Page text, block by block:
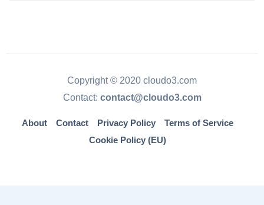
Copyright © 2020 cloudo3.com
Contact: contact@cloudo3.com
About Contact Privacy Policy
Terms of Service
Cookie Policy (EU)